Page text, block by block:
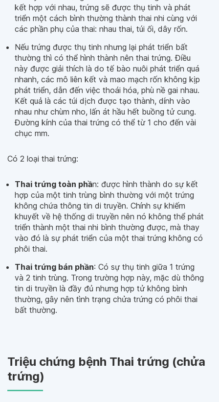
kết hợp với nhau, trứng sẽ được thụ tinh và phát
triển một cách bình thường thành thai nhi cùng với
các phần phụ của thai: nhau thai, túi ối, dây rốn.
Nếu trứng được thụ tinh nhưng lại phát triển bất
thường thì có thể hình thành nên thai trứng. Điều
này được giải thích là do tế bào nuôi phát triển quá
nhanh, các mô liên kết và mao mạch rốn không kịp
phát triển, dẫn đến việc thoái hóa, phù nề gai nhau.
Kết quả là các túi dịch được tạo thành, dính vào
nhau như chùm nho, lấn át hầu hết buồng tử cung.
Đường kính của thai trứng có thể từ 1 cho đến vài
chục mm.
Có 2 loại thai trứng:
Thai trứng toàn phần: được hình thành do sự kết
hợp của một tinh trùng bình thường với một trứng
không chứa thông tin di truyền. Chính sự khiếm
khuyết về hệ thống di truyền nên nó không thể phát
triển thành một thai nhi bình thường được, mà thay
vào đó là sự phát triển của một thai trứng không có
phôi thai.
Thai trứng bán phần: Có sự thụ tinh giữa 1 trứng
và 2 tinh trùng. Trong trường hợp này, mặc dù thông
tin di truyền là đầy đủ nhưng hợp tử không bình
thường, gây nên tình trạng chửa trứng có phôi thai
bất thường.
Triệu chứng bệnh Thai trứng (chửa
trứng)